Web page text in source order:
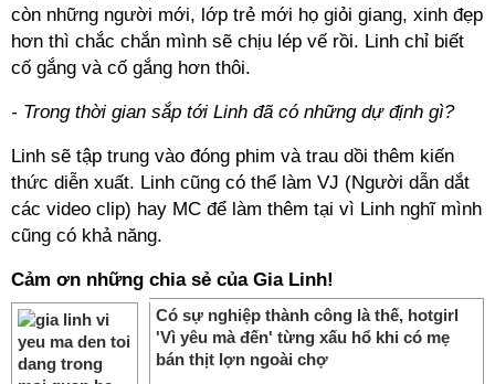
còn những người mới, lớp trẻ mới họ giỏi giang, xinh đẹp
hơn thì chắc chắn mình sẽ chịu lép vế rồi. Linh chỉ biết
cố gắng và cố gắng hơn thôi.
- Trong thời gian sắp tới Linh đã có những dự định gì?
Linh sẽ tập trung vào đóng phim và trau dồi thêm kiến
thức diễn xuất. Linh cũng có thể làm VJ (Người dẫn dắt
các video clip) hay MC để làm thêm tại vì Linh nghĩ mình
cũng có khả năng.
Cảm ơn những chia sẻ của Gia Linh!
Có sự nghiệp thành công là thế, hotgirl
'Vì yêu mà đến' từng xấu hổ khi có mẹ
bán thịt lợn ngoài chợ